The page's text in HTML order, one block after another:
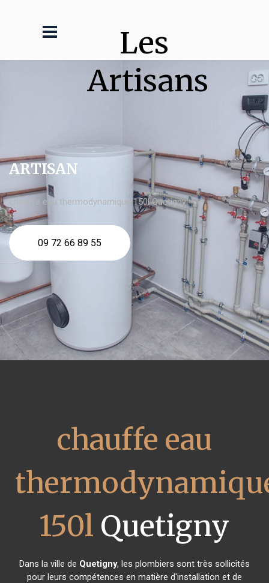
Les
Artisans
ARTISAN
chauffe eau thermodynamique 150l Quetigny
09 72 66 89 55
chauffe eau
150l Quetigny
Dans la ville de Quetigny, les plombiers sont très sollicités
pour leurs compétences en matière d'installation et de